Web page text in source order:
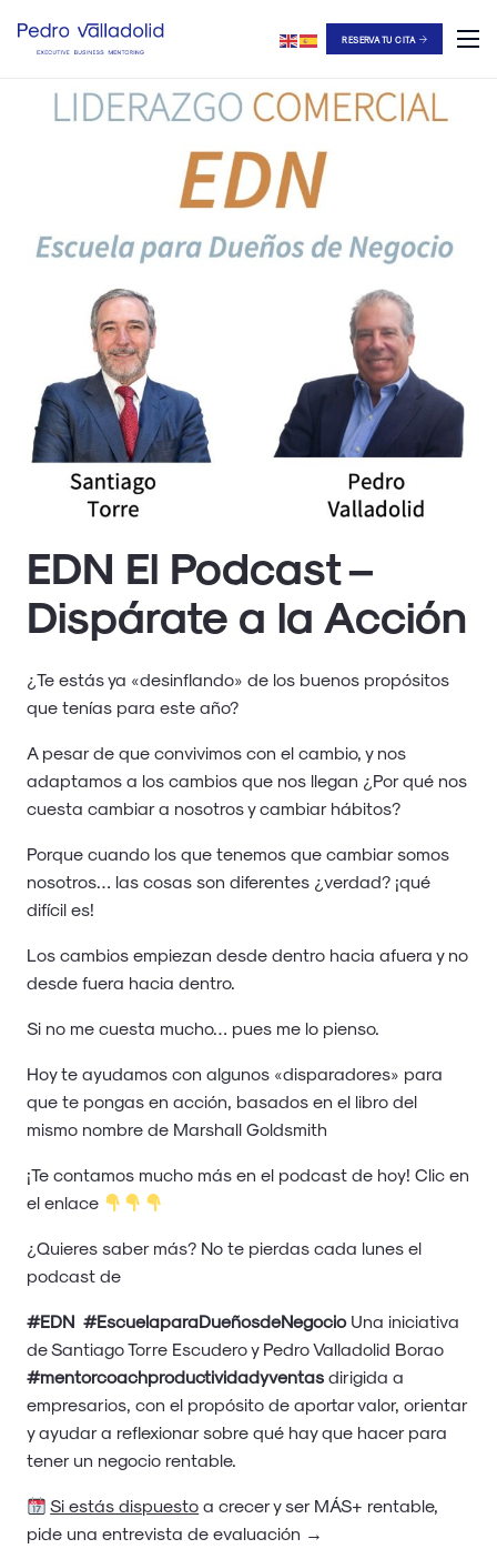
RESERVA TU CITA
EDN El Podcast –
Dispárate a la Acción
¿Te estás ya «desinflando» de los buenos propósitos
que tenías para este año?
A pesar de que convivimos con el cambio, y nos
adaptamos a los cambios que nos llegan ¿Por qué nos
cuesta cambiar a nosotros y cambiar hábitos?
Porque cuando los que tenemos que cambiar somos
nosotros… las cosas son diferentes ¿verdad? ¡qué
difícil es!
Los cambios empiezan desde dentro hacia afuera y no
desde fuera hacia dentro.
Si no me cuesta mucho… pues me lo pienso.
Hoy te ayudamos con algunos «disparadores» para
que te pongas en acción, basados en el libro del
mismo nombre de Marshall Goldsmith
¡Te contamos mucho más en el podcast de hoy! Clic en
el enlace
¿Quieres saber más? No te pierdas cada lunes el
podcast de
#EDN #EscuelaparaDueñosdeNegocioUna iniciativa
de Santiago Torre Escudero y Pedro Valladolid Borao
#mentorcoachproductividadyventas dirigida a
empresarios, con el propósito de aportar valor, orientar
y ayudar a reflexionar sobre qué hay que hacer para
tener un negocio rentable.
Si estás dispuesto a crecer y ser MÁS+ rentable,
pide una entrevista de evaluación →